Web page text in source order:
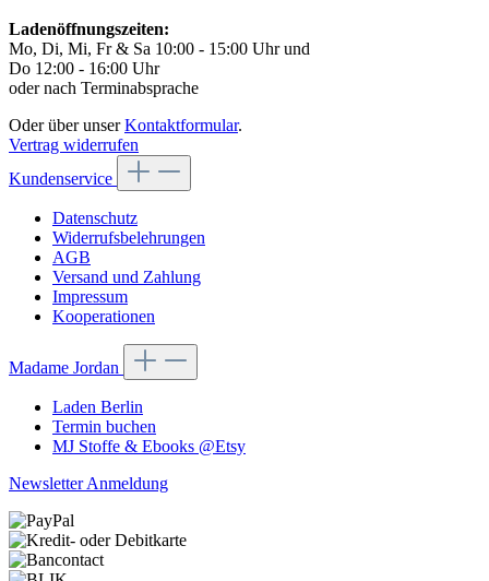
Ladenöffnungszeiten:
Mo, Di, Mi, Fr & Sa 10:00 - 15:00 Uhr und
Do 12:00 - 16:00 Uhr
oder nach Terminabsprache
Oder über unserKontaktformular.
Vertrag widerrufen
Kundenservice
Datenschutz
Widerrufsbelehrungen
AGB
Versand und Zahlung
Impressum
Kooperationen
Madame Jordan
Laden Berlin
Termin buchen
MJ Stoffe & Ebooks @Etsy
Newsletter Anmeldung